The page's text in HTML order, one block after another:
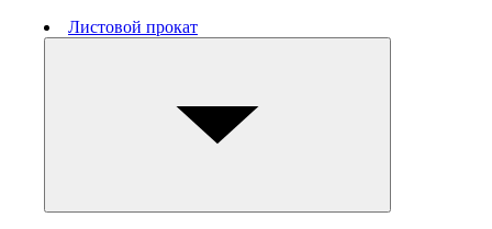
Листовой прокат